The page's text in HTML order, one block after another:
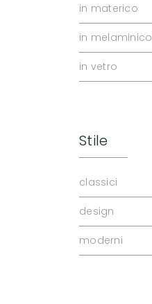
in materico
in melaminico
in vetro
Stile
classici
design
moderni